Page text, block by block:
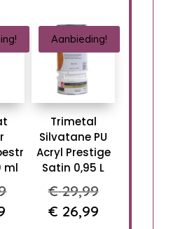
€ 12,99.
is:
€ 11,69.
ml
Oorspronkelijke
Huidige
Aanbieding!
Trimetal
Silvatane PU
Acryl Prestige
Satin 0,95 L
€29,99
prijs
€ 26,99Huidige